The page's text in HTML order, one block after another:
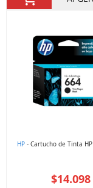
HP - Cartucho de Tinta
$14.098